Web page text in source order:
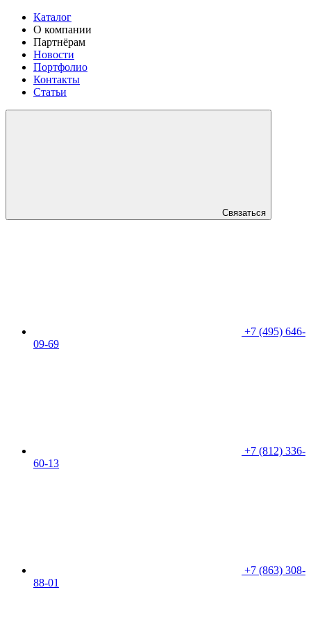
Каталог
О компании
Партнёрам
Новости
Портфолио
Контакты
Статьи
Связаться
+7 (495) 646-
09-69
+7 (812) 336-
60-13
+7 (863) 308-
88-01